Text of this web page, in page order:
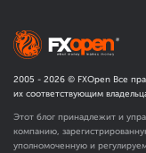
2005 - 2026 © FXOpen Все
их соответствующим
Этот блог принадлежит и
компанию,
уполномоченную и